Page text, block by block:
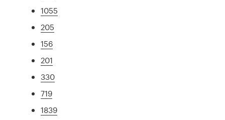
1055
205
156
201
330
719
1839